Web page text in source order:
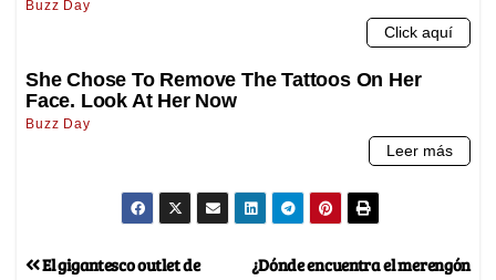
¿Dónde encuentra el merengón
El gigantesco outlet de